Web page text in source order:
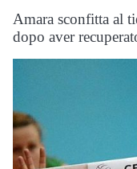
Amara sconfitta al
dopo aver